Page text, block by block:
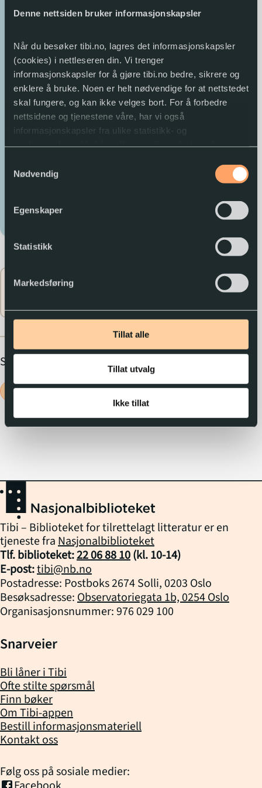
Denne nettsiden bruker informasjonskapsler
Når du besøker tibi.no, lagres det informasjonskapsler
(cookies) i nettleseren din. Vi trenger
informasjonskapsler for å gjøre tibi.no bedre, sikrere og
enklere å bruke. Noen er helt nødvendige for at nettstedet
skal fungere, og kan ikke velges bort. For å forbedre
nettsidene og tjenestene våre, har vi også
informasjonskapsler fra ulike statistikk- og
Nødvendig
Egenskaper
Statistikk
Markedsføring
Tillat alle
Tillat utvalg
Ikke tillat
på ski, men å lese
er vanskelig. Selv om
han øver og øver, stokker
bokstavene seg og blir
uforståelige. Men må
man ikke kunne lese for
å være voksen? Og kan
man være konge når
Visste du at til og
med kongelige kan
streve med lesing?
Nydelig illustrert og
fortalt om Kong
Olavs kamp mot
Anbefalt av
Corneliussen
Moe
Flere
Sjanger
Bildebøker
Tibi – Biblioteket for tilrettelagt litteratur er en
tjeneste fraNasjonalbiblioteket
Tlf. biblioteket:22 06 88 10(kl.10-14)
E-post:tibi@nb.no
Postadresse: Postboks 2674 Solli, 0203 Oslo
Besøksadresse:Observatoriegata 1b, 0254 Oslo
Organisasjonsnummer: 976 029 100
Snarveier
Bli låner i Tibi
Ofte stilte spørsmål
Finn bøker
Om Tibi-appen
Bestill informasjonsmateriell
Kontakt oss
Følg oss på sosiale medier: